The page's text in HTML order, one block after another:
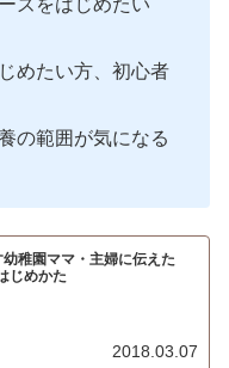
ズをはじめたい
めたい方、初心者
の範囲が気になる
稚園ママ・主婦に伝えた
じめかた
2018.03.07